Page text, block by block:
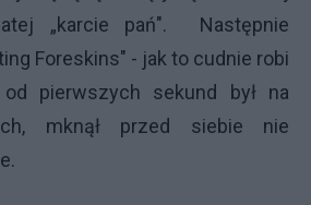
„karcie pań". Następnie
Foreskins" - jak to cudnie robi
pierwszych sekund był na
mknął przed siebie nie